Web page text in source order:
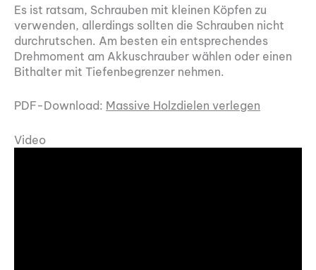
Es ist ratsam, Schrauben mit kleinen Köpfen zu
verwenden, allerdings sollten die Schrauben nicht
durchrutschen. Am besten ein entsprechendes
Drehmoment am Akkuschrauber wählen oder einen
Bithalter mit Tiefenbegrenzer nehmen.
PDF-Download: Massive Holzdielen verlegen
Video